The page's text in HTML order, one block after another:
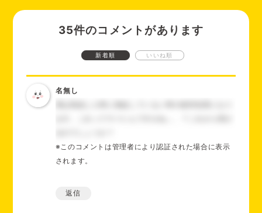
35件のコメントがあります
新着順 いいね順
名無し
※このコメントは管理者により認証された場合に表示
されます。
返信